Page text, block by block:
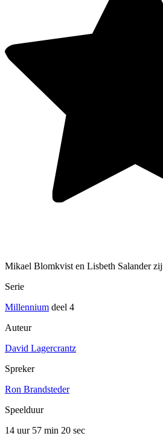
Mikael Blomkvist en Lisbeth Salander
Serie
Millennium deel 4
Auteur
David Lagercrantz
Spreker
Ron Brandsteder
Speelduur
14 uur 57 min 20 sec